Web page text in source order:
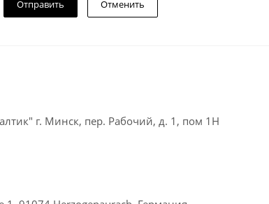
Отменить
г. Минск, пер. Рабочий, д. 1, пом 1Н